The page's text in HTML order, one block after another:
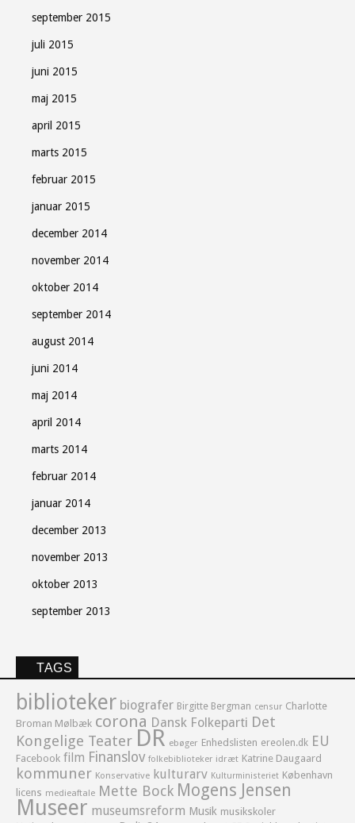
september 2015
juli 2015
juni 2015
maj 2015
april 2015
marts 2015
februar 2015
januar 2015
december 2014
november 2014
oktober 2014
september 2014
august 2014
juni 2014
maj 2014
april 2014
marts 2014
februar 2014
januar 2014
december 2013
november 2013
oktober 2013
september 2013
TAGS
biblioteker biografer Birgitte Bergman censur Charlotte
Broman Mølbæk corona Dansk Folkeparti Det
Kongelige Teater DR ebøger Enhedslisten ereolen.dk EU
Facebook film Finanslov folkebiblioteker idræt Katrine Daugaard
kommuner Konservative kulturarv Kulturministeriet København
licens medieaftale Mette Bock Mogens Jensen
Museer museumsreform Musik musikskoler